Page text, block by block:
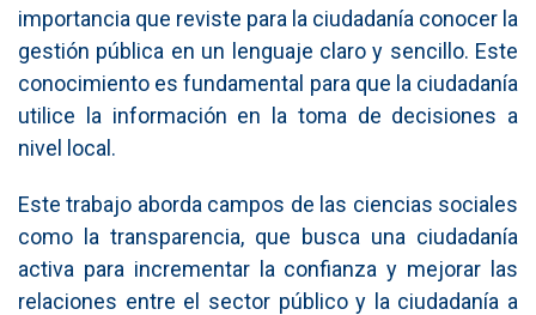
importancia que reviste para la ciudadanía conocer la
gestión pública en un lenguaje claro y sencillo. Este
conocimiento es fundamental para que la ciudadanía
utilice la información en la toma de decisiones a
nivel local.
Este trabajo aborda campos de las ciencias sociales
como la transparencia, que busca una ciudadanía
activa para incrementar la confianza y mejorar las
relaciones entre el sector público y la ciudadanía a